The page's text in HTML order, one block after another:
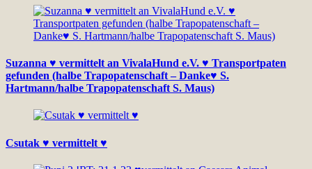
Suzanna ♥ vermittelt an VivalaHund e.V. ♥ Transportpaten
gefunden (halbe Trapopatenschaft – Danke♥ S.
Hartmann/halbe Trapopatenschaft S. Maus)
Csutak ♥ vermittelt ♥